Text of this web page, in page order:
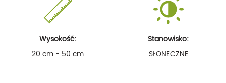
Wysokość:
20 cm - 50 cm
Stanowisko:
SŁONECZNE